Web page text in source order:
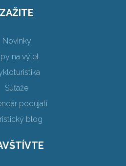
ZAŽITE
Novinky
na výlet
Súťaže
podujatí
blog